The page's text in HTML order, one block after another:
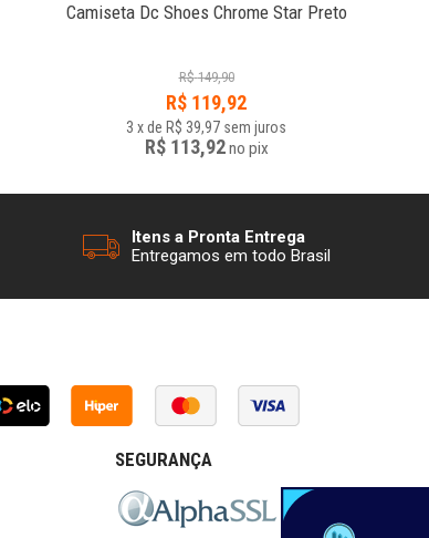
Camiseta Dc Shoes Chrome Star Preto
R$ 149,90
R$ 119,92
3 xde R$ 39,97 sem juros
R$ 113,92no pix
Itens a Pronta Entrega
Entregamos em todo Brasil
SEGURANÇA